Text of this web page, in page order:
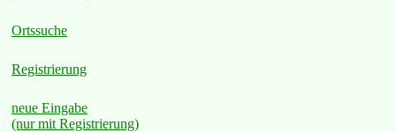
Ortssuche
Registrierung
neue Eingabe
(nur mit Registrierung)